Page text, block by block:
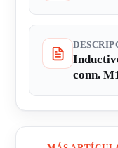
conn.